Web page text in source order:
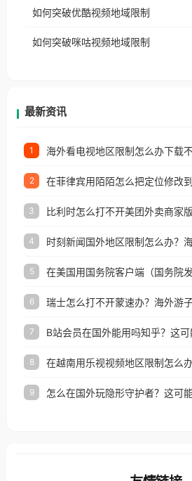
权限制所困扰。
制问题，且仅能在中国大陆地区播
户收听网易云音乐地区版
如何突破优酷视频地域限制
如何突破咪咕视频地域限制
最新资讯
1
2
3
4
5
6
7
8
9